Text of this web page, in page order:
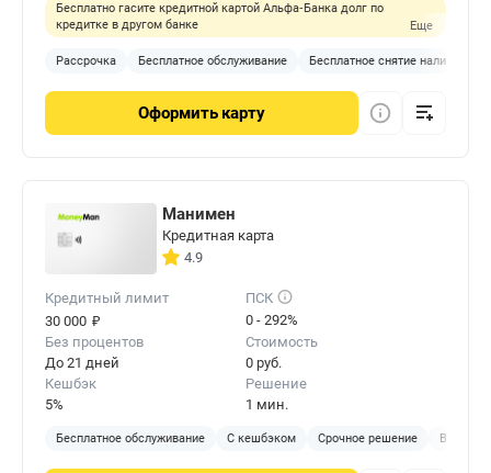
Бесплатно гасите кредитной картой Альфа‑Банка долг по
кредитке в другом банке
Еще
Рассрочка Бесплатное обслуживание Бесплатное снятие наличных
Оформить карту
Манимен
Кредитная карта
4.9
Кредитный лимит
30 000 ₽
ПСК
0 - 292%
Без процентов
До 21 дней
Стоимость
0 руб.
Кешбэк
5%
Решение
1 мин.
Бесплатное обслуживание С кешбэком Срочное решение